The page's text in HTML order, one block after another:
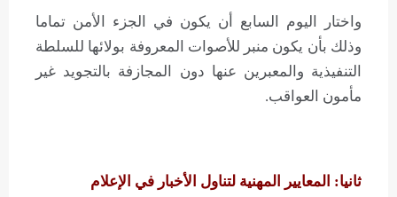
واختار اليوم السابع أن يكون في الجزء الأمن تماما
وذلك بأن يكون منبر للأصوات المعروفة بولائها للسلطة
التنفيذية والمعبرين عنها دون المجازفة بالتجويد غير
مأمون العواقب.
ثانيا: المعايير المهنية لتناول الأخبار في الإعلام